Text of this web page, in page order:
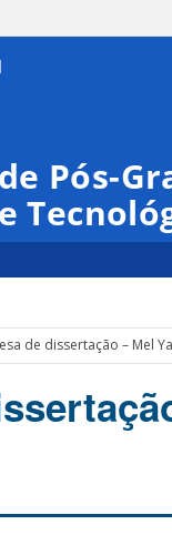
Pós-
de dissertação – Mel